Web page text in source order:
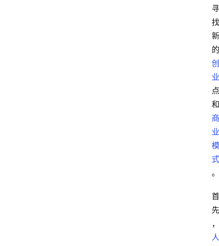
寻
找
新
的
创
业
点
和
商
业
模
式
。
首
先
，
人